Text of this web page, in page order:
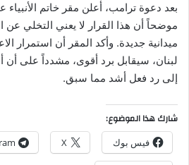
بعد دعوة ترامب، أعلن مقر خاتم
موضحاً أن هذا القرار لا يعني التخلي
ميدانية جديدة. وأكد المقر أن استمرار
لبنان، سيقابل برد أقوى، مشدداً على
إلى رد فعل أشد مما سبق.
شارك هذا الموضوع:
فيس بوك X